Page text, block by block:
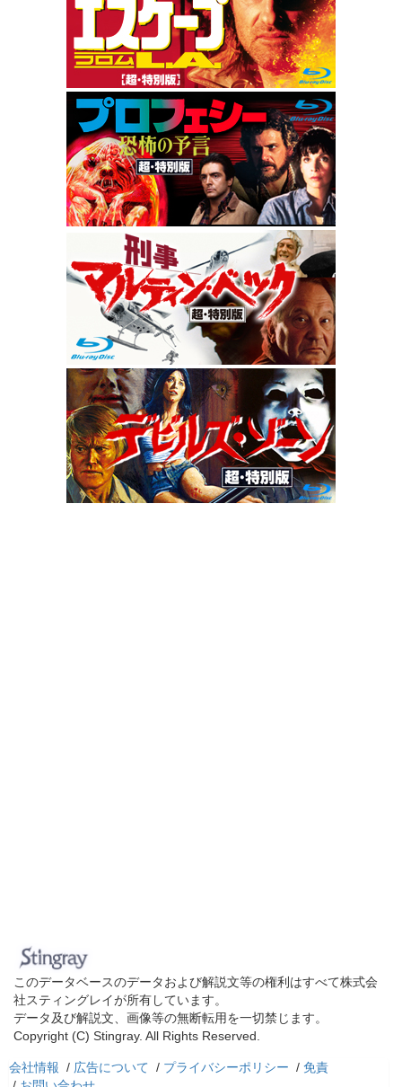
このデータベースのデータおよび解説文等の権利はすべて株式会
社スティングレイが所有しています。
データ及び解説文、画像等の無断転用を一切禁じます。
Copyright (C) Stingray. All Rights Reserved.
会社情報 / 広告について / プライバシーポリシー / 免責